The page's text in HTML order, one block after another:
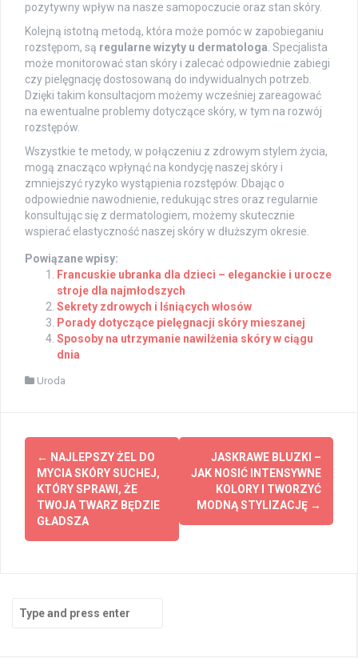
pozytywny wpływ na nasze samopoczucie oraz stan skóry.
Kolejną istotną metodą, która może pomóc w zapobieganiu
rozstępom, są regularne wizyty u dermatologa. Specjalista
może monitorować stan skóry i zalecać odpowiednie zabiegi
czy pielęgnację dostosowaną do indywidualnych potrzeb.
Dzięki takim konsultacjom możemy wcześniej zareagować
na ewentualne problemy dotyczące skóry, w tym na rozwój
rozstępów.
Wszystkie te metody, w połączeniu z zdrowym stylem życia,
mogą znacząco wpłynąć na kondycję naszej skóry i
zmniejszyć ryzyko wystąpienia rozstępów. Dbając o
odpowiednie nawodnienie, redukując stres oraz regularnie
konsultując się z dermatologiem, możemy skutecznie
wspierać elastyczność naszej skóry w dłuższym okresie.
Powiązane wpisy:
Francuskie ubranka dla dzieci – eleganckie i urocze
stroje dla najmłodszych
Sekrety zdrowych i lśniących włosów
Porady dotyczące pielęgnacji skóry mieszanej
Sposoby na utrzymanie nawilżenia skóry w ciągu
dnia
Uroda
Post
navigation
← NAJLEPSZY ŻEL DO
MYCIA SKÓRY SUCHEJ,
KTÓRY SPRAWI, ŻE
TWOJA TWARZ BĘDZIE
GŁADSZA
JASKRAWE BLUZKI –
JAK NOSIĆ INTENSYWNE
KOLORY I TWORZYĆ
MODNĄ STYLIZACJĘ →
Search
for: